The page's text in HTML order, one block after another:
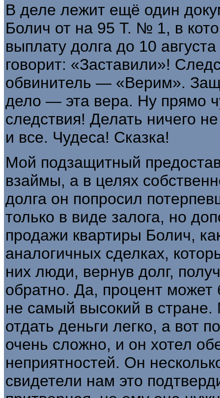
В деле лежит ещё один
Болич от на 95 Т. № 1, в
выплату долга до 10
говорит: «Заставили»!
обвинитель — «Верим».
дело — эта вера. Ну прямо
следствия! Делать ничего
и все. Чудеса! Сказка!
Мой подзащитный
взаймы, а в целях
долга он попросил
только в виде залога, но
продажи квартиры Болич,
аналогичных сделках,
них люди, вернув долг,
обратно. Да, процент
не самый высокий в
отдать деньги легко, а вот
очень слож­но, и он хотел
неприятностей. Он
свидетели нам это